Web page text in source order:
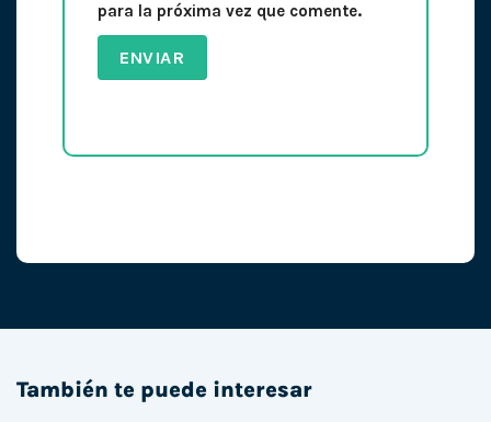
para la próxima vez que comente.
También te puede interesar